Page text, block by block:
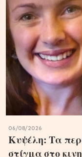
06/08/2026
Κυψέλη: Τα
στίγμα στο